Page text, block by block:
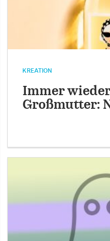
KREATION
Immer
Großmutter: